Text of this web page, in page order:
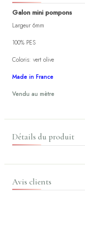
Galon mini pompons
Largeur 6mm
100% PES
Coloris: vert olive
Made in France
Vendu au mètre
Détails du produit
Avis clients